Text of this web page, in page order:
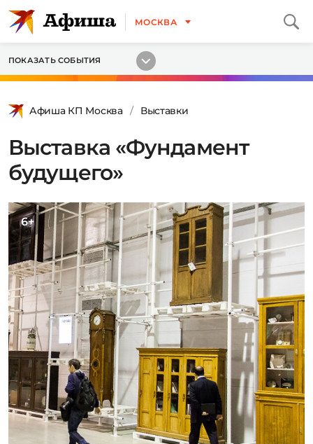
МОСКВА
ПОКАЗАТЬ СОБЫТИЯ
Афиша КП Москва Выставки
Выставка «Фундамент
будущего»
6+